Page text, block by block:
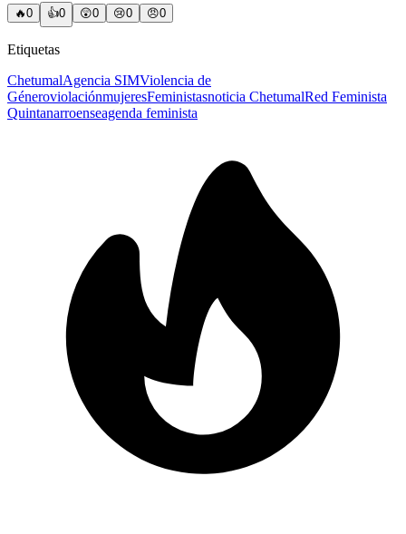
🔥0 👍0 😲0 😢0 😠0
Etiquetas
ChetumalAgencia SIMViolencia de
GéneroviolaciónmujeresFeministasnoticia ChetumalRed Feminista
Quintanarroenseagenda feminista